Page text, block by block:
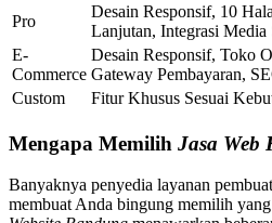
Pro
Desain Responsif, 10
Lanjutan, Integrasi Media
E-
Commerce
Desain Responsif, Toko
Gateway Pembayaran,
Custom
Fitur Khusus Sesuai
Mengapa Memilih Jasa Web
Banyaknya penyedia layanan
membuat Anda bingung memilih